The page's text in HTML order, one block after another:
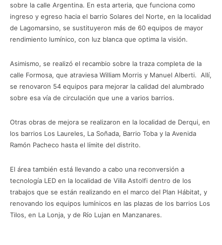
sobre la calle Argentina. En esta arteria, que funciona como
ingreso y egreso hacia el barrio Solares del Norte, en la localidad
de Lagomarsino, se sustituyeron más de 60 equipos de mayor
rendimiento lumínico, con luz blanca que optima la visión.
Asimismo, se realizó el recambio sobre la traza completa de la
calle Formosa, que atraviesa William Morris y Manuel Alberti. Allí,
se renovaron 54 equipos para mejorar la calidad del alumbrado
sobre esa vía de circulación que une a varios barrios.
Otras obras de mejora se realizaron en la localidad de Derqui, en
los barrios Los Laureles, La Soñada, Barrio Toba y la Avenida
Ramón Pacheco hasta el límite del distrito.
El área también está llevando a cabo una reconversión a
tecnología LED en la localidad de Villa Astolfi dentro de los
trabajos que se están realizando en el marco del Plan Hábitat, y
renovando los equipos lumínicos en las plazas de los barrios Los
Tilos, en La Lonja, y de Río Lujan en Manzanares.